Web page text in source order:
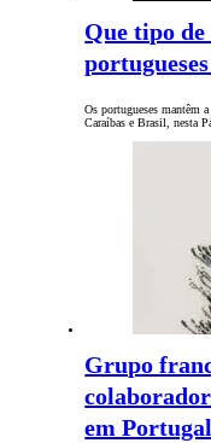
Que tipo
Os portugueses mantêm
Caraíbas e Brasil, nesta
Grupo
em Portugal